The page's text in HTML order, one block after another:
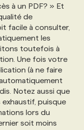
à un PDF? » Et
de
facile à consulter,
les
toutefois à
Une fois votre
(à ne faire
Notez aussi que
puisque
lors du
soit moins